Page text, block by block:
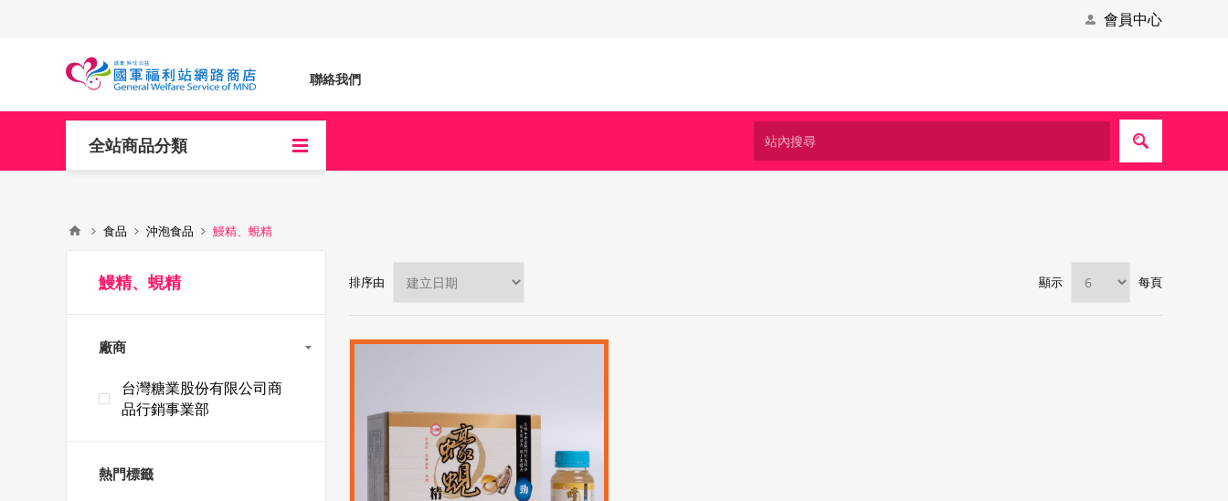
會員中心
聯絡我們
全站商品分類
食品 沖泡食品 鰻精、蜆精
排序由 顯示 每頁
鰻精、蜆精
廠商
台灣糖業股份有限公司商
品行銷事業部
熱門標籤